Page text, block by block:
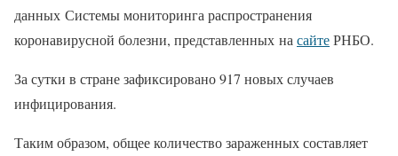
данных Системы мониторинга распространения
коронавирусной болезни, представленных на сайтеРНБО.
За сутки в стране зафиксировано 917 новых случаев
инфицирования.
Таким образом, общее количество зараженных составляет